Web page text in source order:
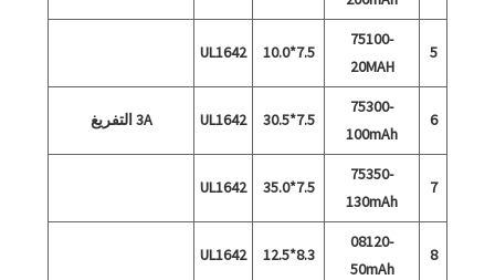
5
75100-
20MAH
7.5*10.0
UL1642
6
75300-
100mAh
7.5*30.5
UL1642 3A التفريغ
7
75350-
130mAh
7.5*35.0
UL1642
8
08120-
50mAh
8.3*12.5
UL1642